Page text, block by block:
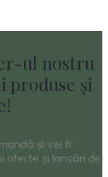
ul nostru
produse și
și vei fi
oferte și lansări de